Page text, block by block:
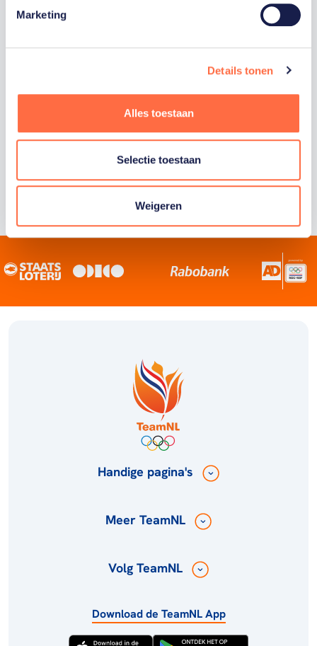
Marketing
Details tonen
Alles toestaan
Selectie toestaan
Weigeren
Staatsloterij is trotse hoofdsponsor van
sportiefste land van de wereld maken.
Handige pagina's
Meer TeamNL
Volg TeamNL
Download de TeamNL App